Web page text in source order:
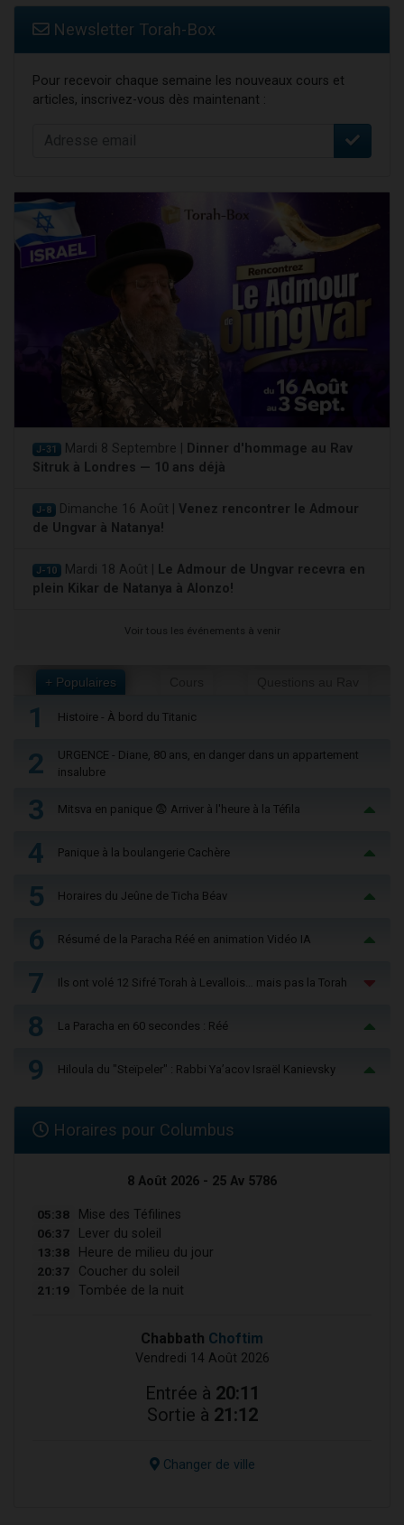
Newsletter Torah-Box
Pour recevoir chaque semaine les nouveaux cours et
articles, inscrivez-vous dès maintenant :
J-31 Mardi 8 Septembre |
Dinner d'hommage au Rav
Sitruk à Londres — 10 ans déjà
J-8 Dimanche 16 Août | Venez rencontrer le Admour
de Ungvar à Natanya!
J-10 Mardi 18 Août |
Le Admour de Ungvar recevra en
plein Kikar de Natanya à Alonzo!
Voir tous les événements à venir
+ Populaires
1 Histoire - À bord du Titanic
2
URGENCE - Diane, 80 ans, en danger dans un appartement
insalubre
3 Mitsva en panique 😨 Arriver à l'heure à la Téfila
4 Panique à la boulangerie Cachère
5 Horaires du Jeûne de Ticha Béav
6 Résumé de la Paracha Réé en animation Vidéo IA
7 Ils ont volé 12 Sifré Torah à Levallois… mais pas la Torah
8 La Paracha en 60 secondes : Réé
9 Hiloula du "Steïpeler" : Rabbi Ya’acov Israël Kanievsky
Horaires pour Columbus
8 Août 2026 - 25 Av 5786
05:38 Mise des Téfilines
06:37 Lever du soleil
13:38 Heure de milieu du jour
20:37 Coucher du soleil
21:19 Tombée de la nuit
Chabbath Choftim
Vendredi 14 Août 2026
Entrée à 20:11
Sortie à 21:12
Changer de ville